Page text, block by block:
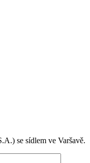
se sídlem ve Varšavě.